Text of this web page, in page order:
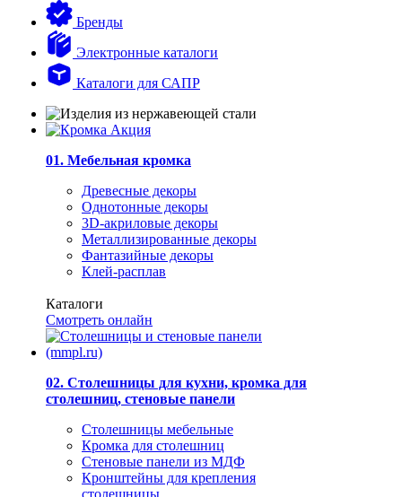
Бренды
Электронные каталоги
Каталоги для САПР
01. Мебельная кромка
Древесные декоры
Однотонные декоры
3D-акриловые декоры
Металлизированные декоры
Фантазийные декоры
Клей-расплав
Каталоги
Смотреть онлайн
02. Столешницы для кухни, кромка для
столешниц, стеновые панели
Столешницы мебельные
Кромка для столешниц
Стеновые панели из МДФ
Кронштейны для крепления
столешницы